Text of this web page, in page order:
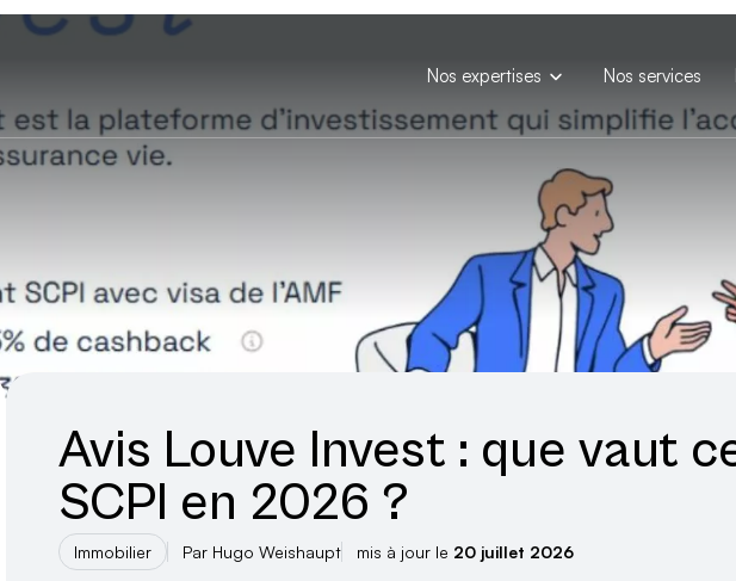
Nos expertises Nos services
Avis Louve Invest : que vaut
SCPI en 2026 ?
Immobilier Par Hugo Weishaupt mis à jour le 20 juillet 2026